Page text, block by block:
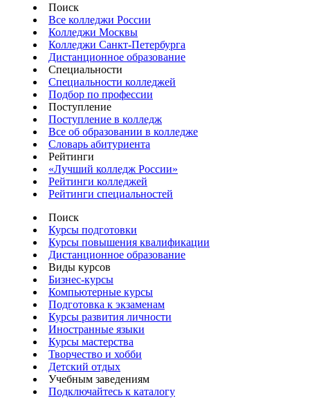
Поиск
Все колледжи России
Колледжи Москвы
Колледжи Санкт-Петербурга
Дистанционное образование
Специальности
Специальности колледжей
Подбор по профессии
Поступление
Поступление в колледж
Все об образовании в колледже
Словарь абитуриента
Рейтинги
«Лучший колледж России»
Рейтинги колледжей
Рейтинги специальностей
Поиск
Курсы подготовки
Курсы повышения квалификации
Дистанционное образование
Виды курсов
Бизнес-курсы
Компьютерные курсы
Подготовка к экзаменам
Курсы развития личности
Иностранные языки
Курсы мастерства
Творчество и хобби
Детский отдых
Учебным заведениям
Подключайтесь к каталогу